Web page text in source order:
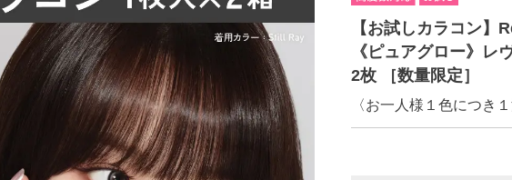
【お試しカラコン】
《ピュアグロー》レ
2枚 ［数量限定］
〈お一人様１色につき
新商品
新商品